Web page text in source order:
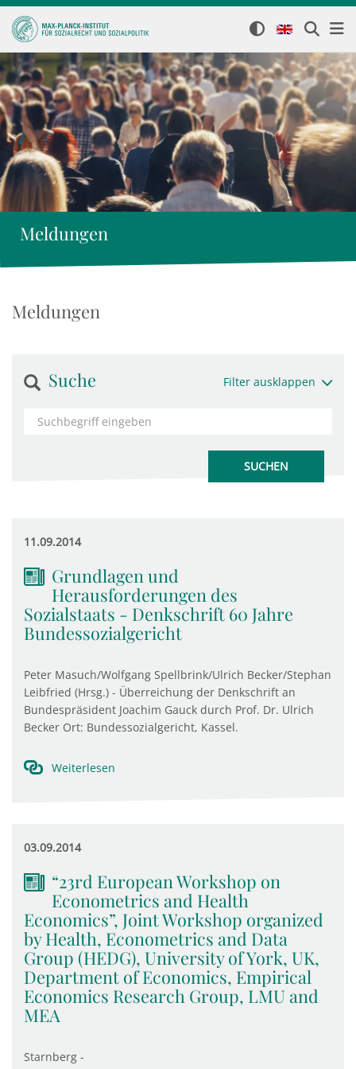
Meldungen
Meldungen
Suche Filter ausklappen
11.09.2014
Grundlagen und
Herausforderungen des
Sozialstaats - Denkschrift 60 Jahre
Bundessozialgericht
Peter Masuch/Wolfgang Spellbrink/Ulrich Becker/Stephan
Leibfried (Hrsg.) - Überreichung der Denkschrift an
Bundespräsident Joachim Gauck durch Prof. Dr. Ulrich
Becker Ort: Bundessozialgericht, Kassel.
Weiterlesen
03.09.2014
“23rd European Workshop on
Econometrics and Health
Economics”, Joint Workshop organized
by Health, Econometrics and Data
Group (HEDG), University of York, UK,
Department of Economics, Empirical
Economics Research Group, LMU and
MEA
Starnberg -